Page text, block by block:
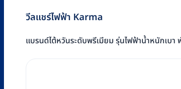
วีลแชร์ไฟฟ้า Karma
แบรนด์ไต้หวันระดับพรีเมียม รุ่นไฟฟ้าน้ำหนักเบา